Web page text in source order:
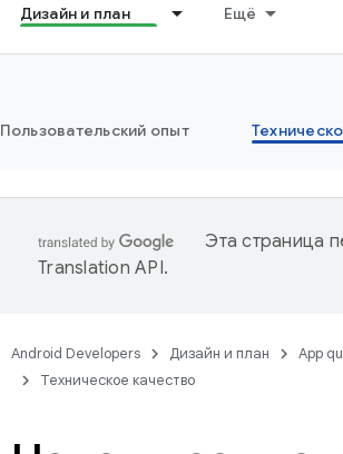
Дизайн и план Ещё
Пользовательский опыт
Эта страница
Translation API.
Android Developers Дизайн и план
App
Техническое качество